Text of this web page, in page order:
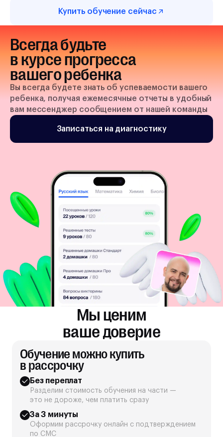
Купить обучение сейчас
Всегда будьте
в курсе прогресса
вашего ребенка
Вы всегда будете знать об успеваемости вашего
ребенка, получая ежемесячные отчеты в удобный
вам мессенджер сообщением от нашей команды
Записаться на диагностику
Мы ценим
ваше доверие
Обучение можно купить
в рассрочку
Без переплат
Разделим стоимость обучения на части —
это не дороже, чем платить сразу
За 3 минуты
Оформим рассрочку онлайн с подтверждением
по СМС